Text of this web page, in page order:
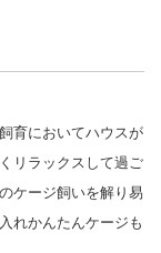
育においてハウスが
リラックスして過ご
ケージ飼いを解り易
れかんたんケージも